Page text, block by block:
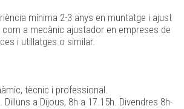
mínima 2-3 anys en muntatge i ajust
com a mecànic ajustador en empreses de
i utillatges o similar.
tècnic i professional.
a Dijous, 8h a 17.15h. Divendres 8h-